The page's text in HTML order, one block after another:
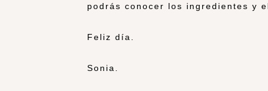
podrás conocer los ingredientes y
Feliz día.
Sonia.